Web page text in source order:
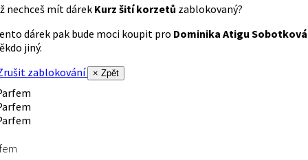
nechceš mít dárek Kurz šití korzetů zablokovaný?
dárek pak bude moci koupit pro Dominika Atigu Sobotková
jiný.
zablokování
× Zpět